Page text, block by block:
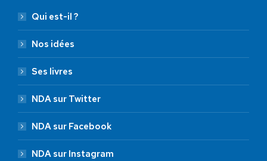
Qui est-il ?
Nos idées
Ses livres
NDA sur Twitter
NDA sur Facebook
NDA sur Instagram